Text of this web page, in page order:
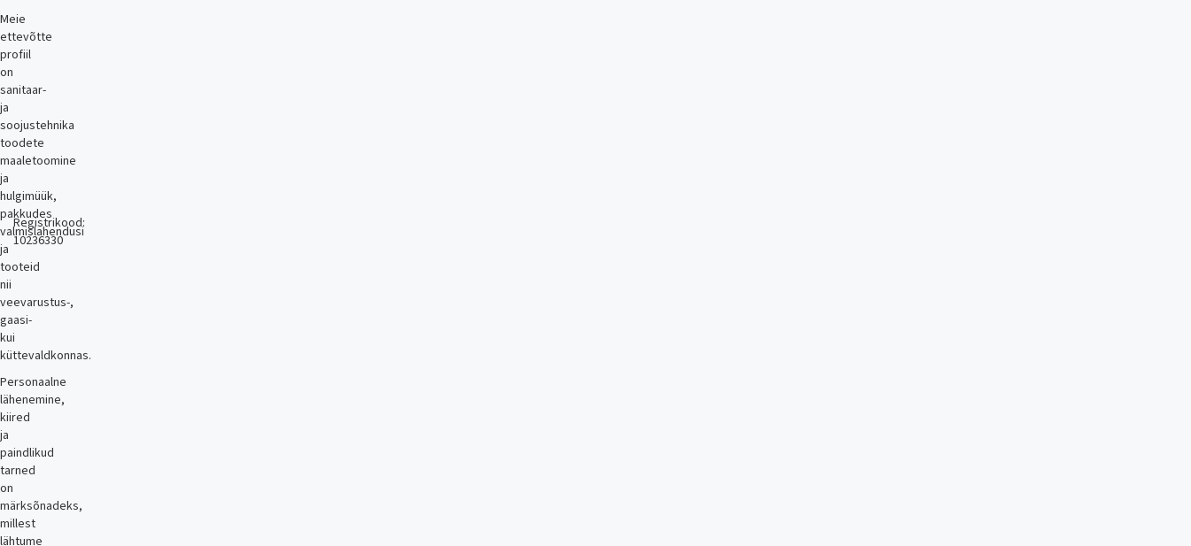
Meie
ettevõtte
profiil
on
sanitaar-
ja
soojustehnika
toodete
maaletoomine
ja
hulgimüük,
pakkudes
valmislahendusi
ja
tooteid
nii
veevarustus-,
gaasi-
kui
küttevaldkonnas.
Personaalne
lähenemine,
kiired
ja
paindlikud
tarned
on
märksõnadeks,
millest
lähtume
Registrikood:
10236330